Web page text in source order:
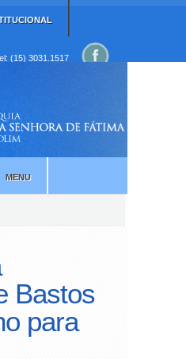
(15) 3031.1517
MENU
Bastos
para